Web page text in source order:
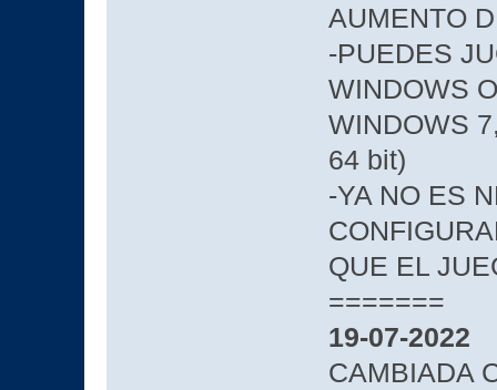
AUMENTO
-PUEDES
WINDOWS
WINDOWS
64 bit)
-YA NO ES
QUE EL
=======
19-07-2022
CAMBIADA